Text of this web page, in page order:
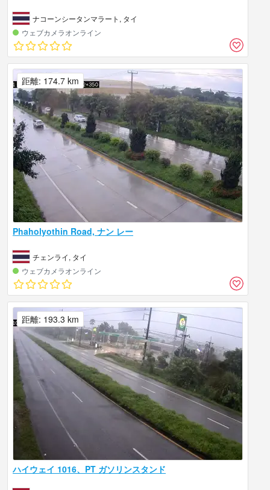
ナコーンシータンマラート, タイ
ウェブカメラオンライン
Phaholyothin Road, ナン レー
チェンライ, タイ
ウェブカメラオンライン
距離: 174.7 km
ハイウェイ 1016、PT ガソリンスタンド
距離: 193.3 km